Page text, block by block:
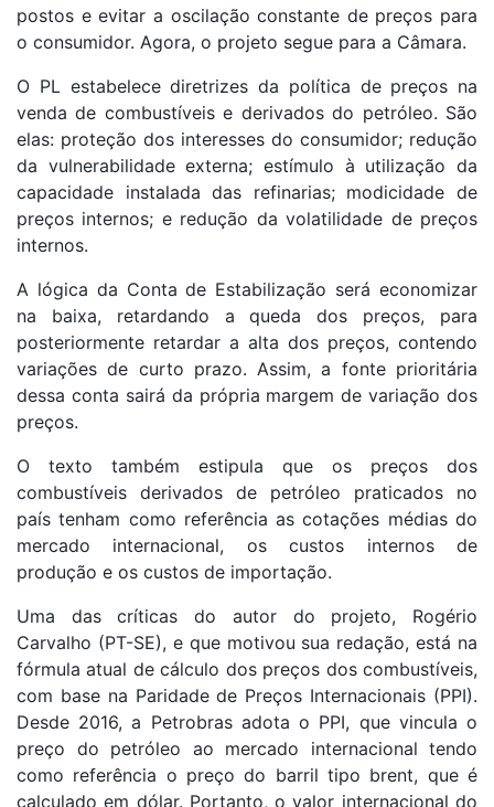
postos e evitar a oscilação constante de preços para
o consumidor. Agora, o projeto segue para a Câmara.
O PL estabelece diretrizes da política de preços na
venda de combustíveis e derivados do petróleo. São
elas: proteção dos interesses do consumidor; redução
da vulnerabilidade externa; estímulo à utilização da
capacidade instalada das refinarias; modicidade de
preços internos; e redução da volatilidade de preços
internos.
A lógica da Conta de Estabilização será economizar
na baixa, retardando a queda dos preços, para
posteriormente retardar a alta dos preços, contendo
variações de curto prazo. Assim, a fonte prioritária
dessa conta sairá da própria margem de variação dos
preços.
O texto também estipula que os preços dos
combustíveis derivados de petróleo praticados no
país tenham como referência as cotações médias do
mercado internacional, os custos internos de
produção e os custos de importação.
Uma das críticas do autor do projeto, Rogério
Carvalho (PT-SE), e que motivou sua redação, está na
fórmula atual de cálculo dos preços dos combustíveis,
com base na Paridade de Preços Internacionais (PPI).
Desde 2016, a Petrobras adota o PPI, que vincula o
preço do petróleo ao mercado internacional tendo
como referência o preço do barril tipo brent, que é
calculado em dólar. Portanto, o valor internacional do